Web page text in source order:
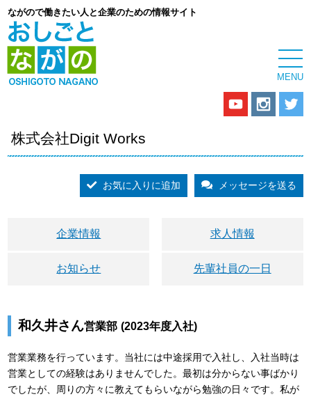
ながので働きたい人と企業のための情報サイト
株式会社Digit Works
お気に入りに追加 メッセージを送る
企業情報 求人情報
お知らせ 先輩社員の一日
和久井さん営業部 (2023年度入社)
営業業務を行っています。当社には中途採用で入社し、入社当時は
営業としての経験はありませんでした。最初は分からない事ばかり
でしたが、周りの方々に教えてもらいながら勉強の日々です。私が